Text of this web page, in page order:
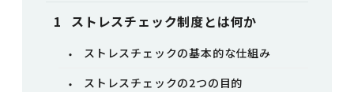
ストレスチェック制度とは何か
ストレスチェックの基本的な仕組み
ストレスチェックの2つの目的